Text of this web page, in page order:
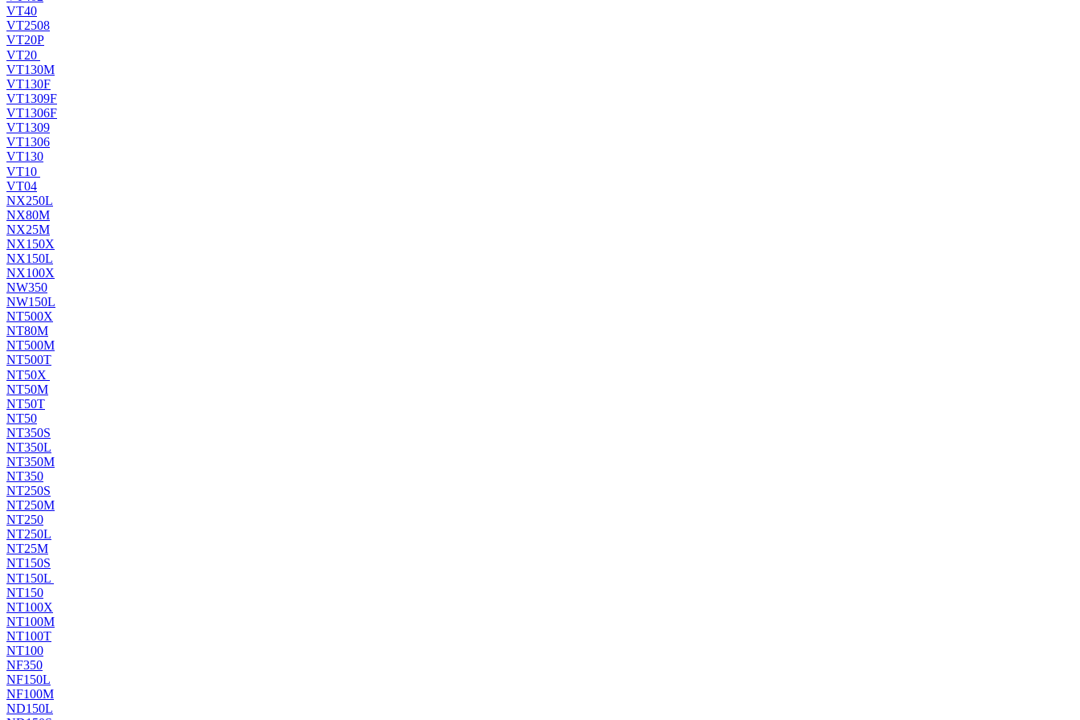
VT40
VT2508
VT20P
VT20
VT130M
VT130F
VT1309F
VT1306F
VT1309
VT1306
VT130
VT10
VT04
NX250L
NX80M
NX25M
NX150X
NX150L
NX100X
NW350
NW150L
NT500X
NT80M
NT500M
NT500T
NT50X
NT50M
NT50T
NT50
NT350S
NT350L
NT350M
NT350
NT250S
NT250M
NT250
NT250L
NT25M
NT150S
NT150L
NT150
NT100X
NT100M
NT100T
NT100
NF350
NF150L
NF100M
ND150L